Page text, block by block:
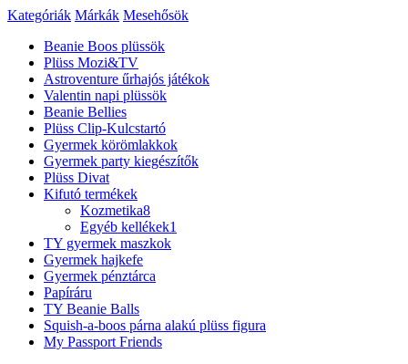
Kategóriák Márkák Mesehősök
Beanie Boos plüssök
Plüss Mozi&TV
Astroventure űrhajós játékok
Valentin napi plüssök
Beanie Bellies
Plüss Clip-Kulcstartó
Gyermek körömlakkok
Gyermek party kiegészítők
Plüss Divat
Kifutó termékek
Kozmetika8
Egyéb kellékek1
TY gyermek maszkok
Gyermek hajkefe
Gyermek pénztárca
Papíráru
TY Beanie Balls
Squish-a-boos párna alakú plüss figura
My Passport Friends